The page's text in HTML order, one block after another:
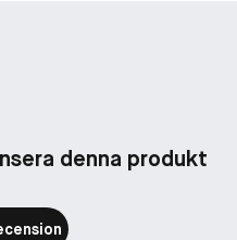
denna produkt